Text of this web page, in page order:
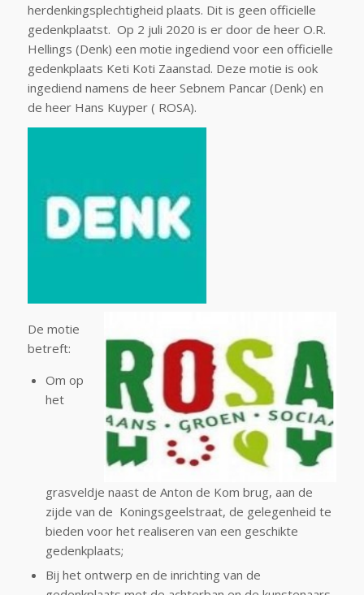
herdenkingsplechtigheid plaats. Dit is geen officielle
gedenkplaatst. Op 2 juli 2020 is er door de heer O.R.
Hellings (Denk) een motie ingediend voor een officielle
gedenkplaats Keti Koti Zaanstad. Deze motie is ook
ingediend namens de heer Sebnem Pancar (Denk) en
de heer Hans Kuyper ( ROSA).
De motie
betreft:
Om op
het
grasveldje naast de Anton de Kom brug, aan de
zijde van de Koningsgeelstraat, de gelegenheid te
bieden voor het realiseren van een geschikte
gedenkplaats;
Bij het ontwerp en de inrichting van de